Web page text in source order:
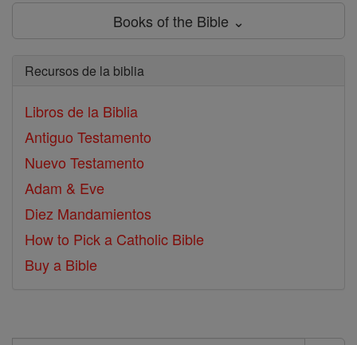
Books of the Bible ⌄
Recursos de la biblia
Libros de la Biblia
Antiguo Testamento
Nuevo Testamento
Adam & Eve
Diez Mandamientos
How to Pick a Catholic Bible
Buy a Bible